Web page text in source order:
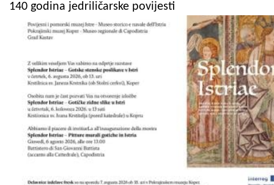
140 godina jedriličarske povijesti